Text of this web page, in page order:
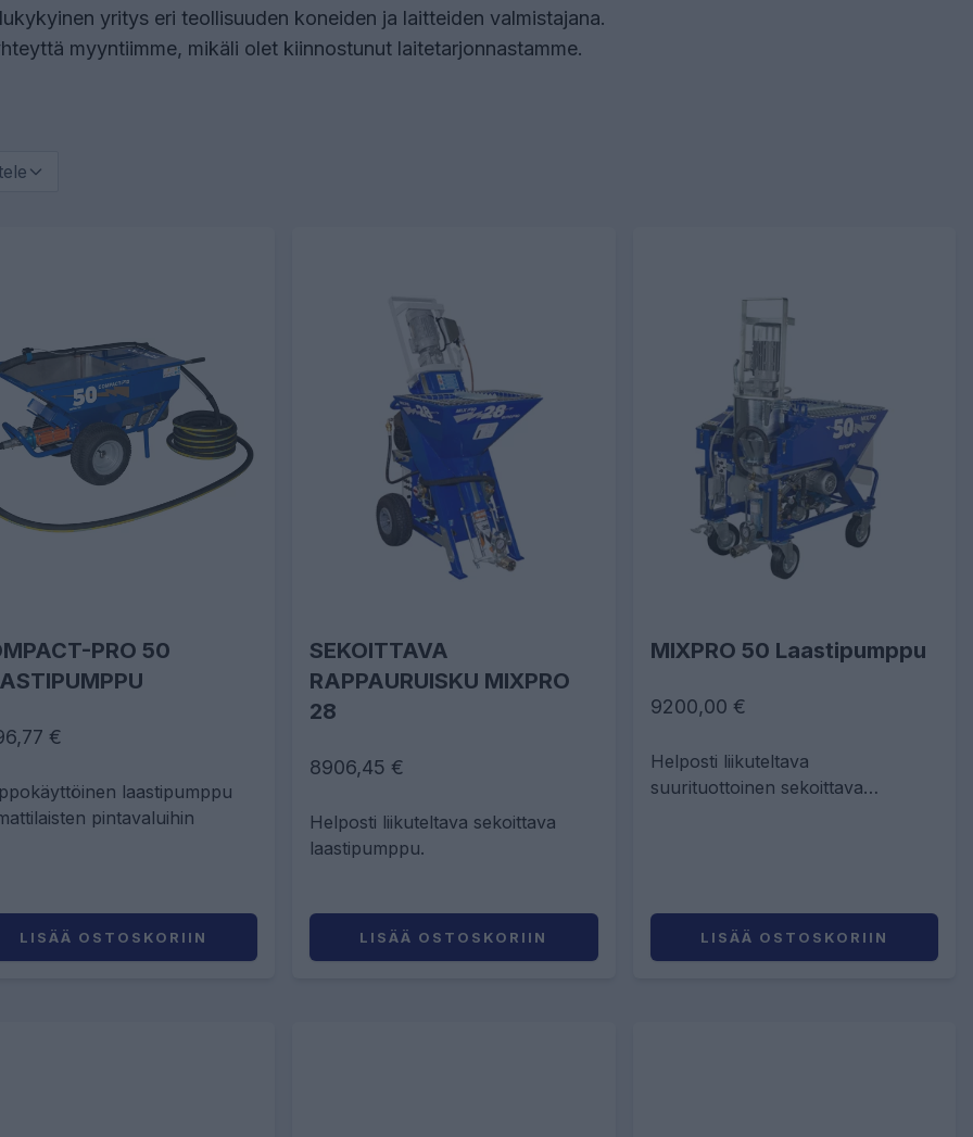
yritys eri teollisuuden koneiden ja laitteiden valmistajana.
myyntiimme, mikäli olet kiinnostunut laitetarjonnastamme.
PRO 50
€
laastipumppu
pintavaluihin
LISÄÄ OSTOSKORIIN
SEKOITTAVA
RAPPAURUISKU MIXPRO
28
8906,45 €
Helposti liikuteltava sekoittava
laastipumppu.
LISÄÄ OSTOSKORIIN
MIXPRO 50 Laastipumppu
9200,00 €
Helposti liikuteltava
suurituottoinen sekoittava
LISÄÄ OSTOSKORIIN